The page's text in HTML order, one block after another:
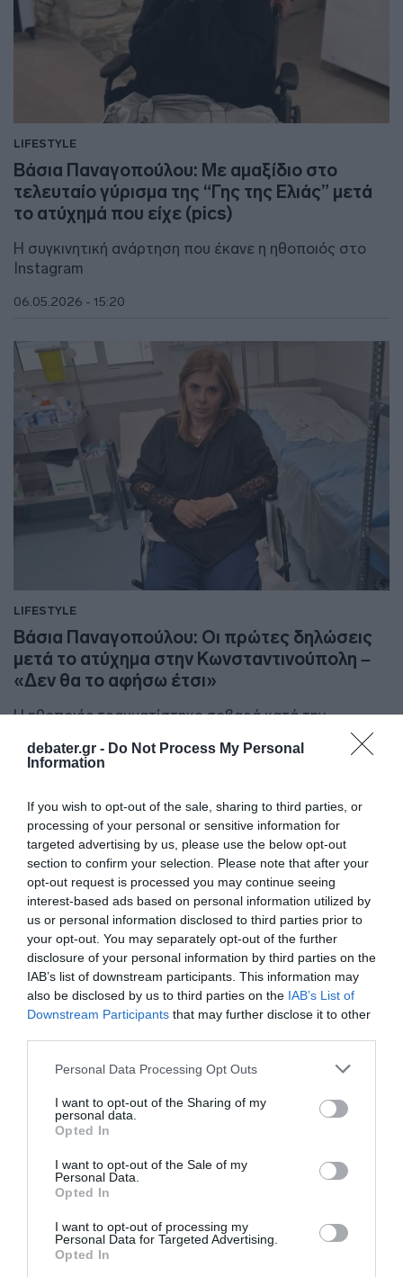
debater.gr - Do Not Process My Personal
Information
If you wish to opt-out of the sale, sharing to third parties, or
processing of your personal or sensitive information for
targeted advertising by us, please use the below opt-out
section to confirm your selection. Please note that after your
opt-out request is processed you may continue seeing
interest-based ads based on personal information utilized by
us or personal information disclosed to third parties prior to
your opt-out. You may separately opt-out of the further
disclosure of your personal information by third parties on the
IAB’s list of downstream participants. This information may
also be disclosed by us to third parties on the IAB’s List of
Downstream Participants that may further disclose it to other
Please note that this website/app uses one or more Google
not limited to your visit or usage behaviour. You may click to
grant or deny consent to Google and its third-party tags to
use your data for below specified purposes in below Google
consent section.
Personal Data Processing Opt Outs
I want to opt-out of the Sharing of my
personal data.
Opted In
I want to opt-out of the Sale of my
Personal Data.
Opted In
I want to opt-out of processing my
Personal Data for Targeted Advertising.
Opted In
LIFESTYLE
Βάσια Παναγοπούλου: Με αμαξίδιο στο
τελευταίο γύρισμα της “Γης της Ελιάς” μετά
το ατύχημά που είχε (pics)
Η συγκινητική ανάρτηση που έκανε η ηθοποιός στο
Instagram
06.05.2026 - 15:20
LIFESTYLE
Βάσια Παναγοπούλου: Οι πρώτες δηλώσεις
μετά το ατύχημα στην Κωνσταντινούπολη –
«Δεν θα το αφήσω έτσι»
Η ηθοποιός τραυματίστηκε σοβαρά κατά την
29.04.2026 - 13:00
LIFESTYLE
Βάσια Παναγοπούλου: Το ατύχημα της
ηθοποιού στην Κωνσταντινούπολη –
Η ταλαιπωρία για να φτάσει στο ΚΑΤ